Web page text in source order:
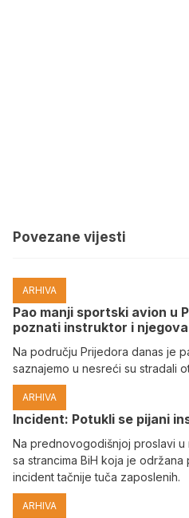
Povezane vijesti
ARHIVA
Pao manji sportski avion u
poznati instruktor i
Na području Prijedora danas je
saznajemo u nesreći su stradali
ARHIVA
Incident: Potukli se pijani
Na prednovogodišnjoj proslavi
sa strancima BiH koja je
incident tačnije tuča zaposlenih.
ARHIVA